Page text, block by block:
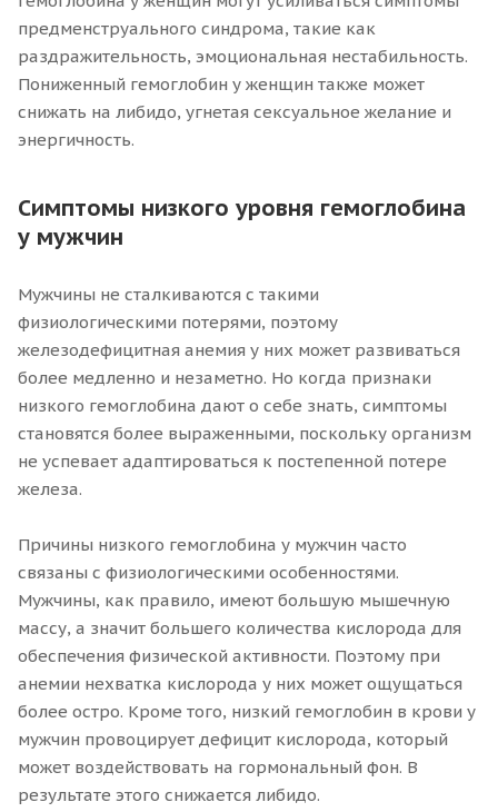
предменструального синдрома, такие как
раздражительность, эмоциональная нестабильность.
Пониженный гемоглобин у женщин также может
снижать на либидо, угнетая сексуальное желание и
энергичность.
Симптомы низкого уровня гемоглобина
у мужчин
Мужчины не сталкиваются с такими
физиологическими потерями, поэтому
железодефицитная анемия у них может развиваться
более медленно и незаметно. Но когда признаки
низкого гемоглобина дают о себе знать, симптомы
становятся более выраженными, поскольку организм
не успевает адаптироваться к постепенной потере
железа.
Причины низкого гемоглобина у мужчин часто
связаны с физиологическими особенностями.
Мужчины, как правило, имеют большую мышечную
массу, а значит большего количества кислорода для
обеспечения физической активности. Поэтому при
анемии нехватка кислорода у них может ощущаться
более остро. Кроме того, низкий гемоглобин в крови у
мужчин провоцирует дефицит кислорода, который
может воздействовать на гормональный фон. В
результате этого снижается либидо.